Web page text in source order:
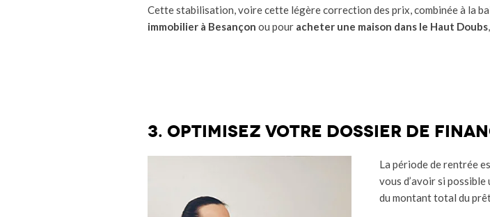
Cette stabilisation, voire cette légère correction des prix, combinée à la
immobilier à Besançon ou pour acheter une maison dans le Haut Doubs
3. Optimisez votre dossier de
La période de rentrée
vous d’avoir si
du montant total du